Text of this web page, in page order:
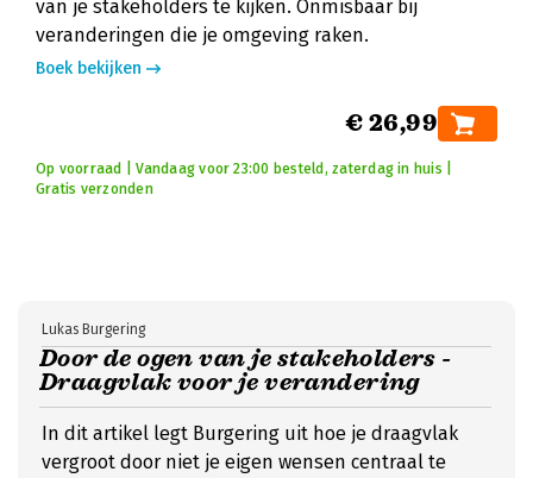
van je stakeholders te kijken. Onmisbaar bij
veranderingen die je omgeving raken.
Boek bekijken
€ 26,99
Op voorraad | Vandaag voor 23:00 besteld, zaterdag in huis |
Gratis verzonden
Door de ogen van je stakeholders -
Draagvlak voor je verandering
Lukas Burgering
In dit artikel legt Burgering uit hoe je draagvlak
vergroot door niet je eigen wensen centraal te